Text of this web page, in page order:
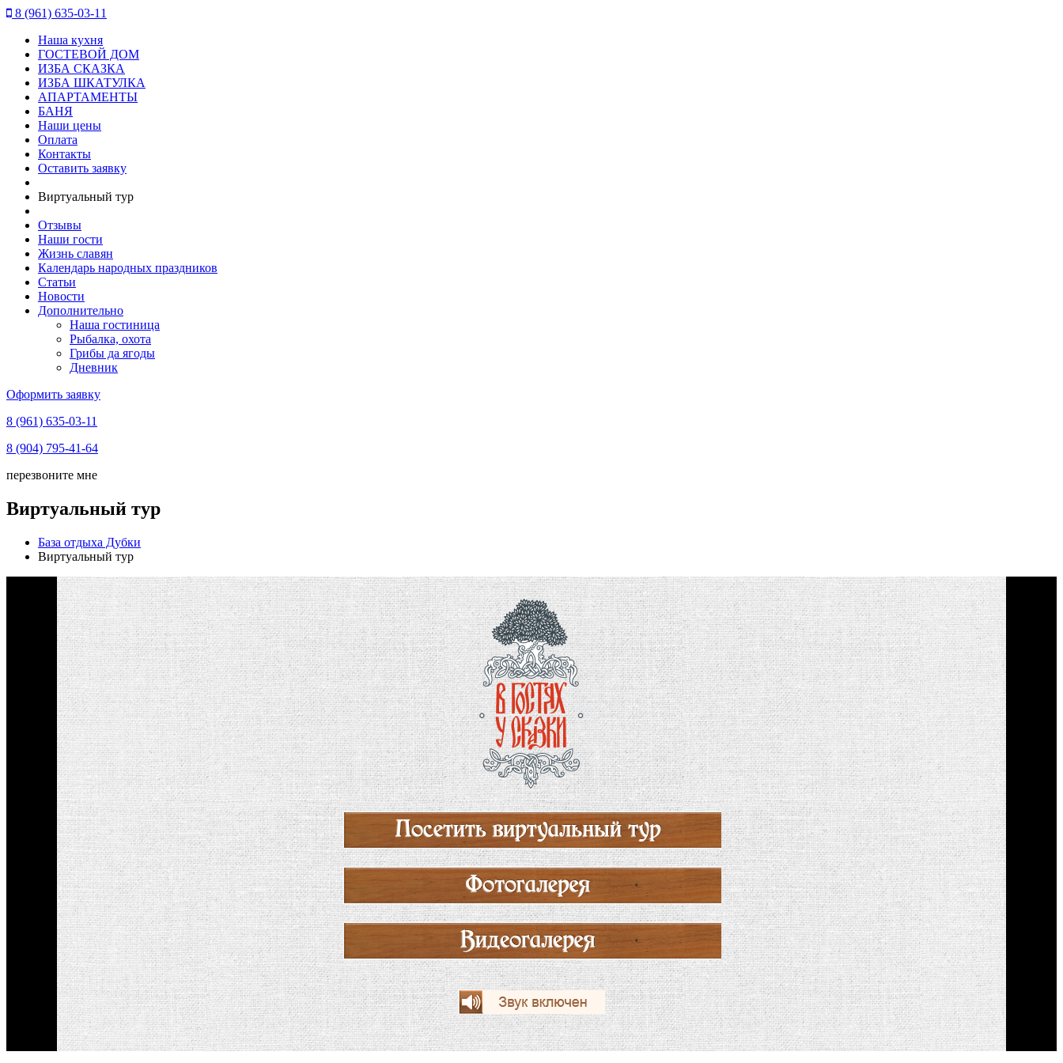
8 (961) 635-03-11
Наша кухня
ГОСТЕВОЙ ДОМ
ИЗБА СКАЗКА
ИЗБА ШКАТУЛКА
АПАРТАМЕНТЫ
БАНЯ
Наши цены
Оплата
Контакты
Оставить заявку
Виртуальный тур
Отзывы
Наши гости
Жизнь славян
Календарь народных праздников
Статьи
Новости
Дополнительно
Наша гостиница
Рыбалка, охота
Грибы да ягоды
Дневник
Оформить заявку
8 (961) 635-03-11
8 (904) 795-41-64
перезвоните мне
Виртуальный тур
База отдыха Дубки
Виртуальный тур